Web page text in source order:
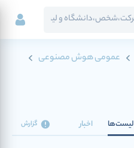
عمومی هوش مصنوعی
لیست‌ها اخبار گزارش